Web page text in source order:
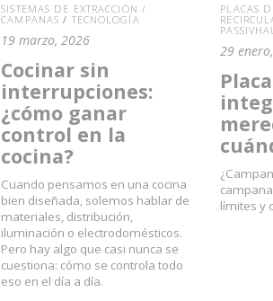
SISTEMAS DE EXTRACCIÓN /
CAMPANAS / TECNOLOGÍA
19 marzo, 2026
Cocinar sin
interrupciones:
¿cómo ganar
control en la
cocina?
Cuando pensamos en una cocina
bien diseñada, solemos hablar de
materiales, distribución,
iluminación o electrodomésticos.
Pero hay algo que casi nunca se
cuestiona: cómo se controla todo
eso en el día a día.
PLACAS
29
límites y